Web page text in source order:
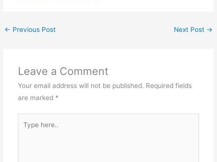
← Previous Post Next Post →
Leave a Comment
Your email address will not be published. Required fields
are marked *
here..